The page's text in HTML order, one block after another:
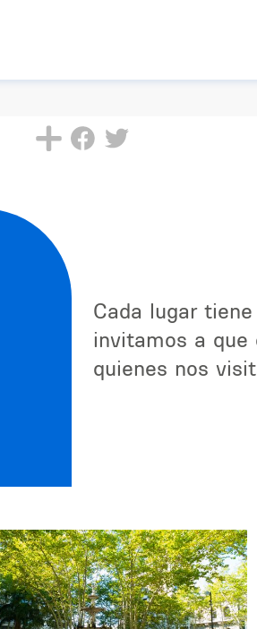
Cada lugar
invitamos a que
quienes nos